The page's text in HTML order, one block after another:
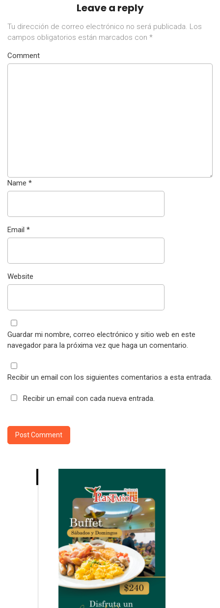
Leave a reply
Tu dirección de correo electrónico no será publicada. Los
campos obligatorios están marcados con *
Comment
Name *
Email *
Website
Guardar mi nombre, correo electrónico y sitio web en este
navegador para la próxima vez que haga un comentario.
Recibir un email con los siguientes comentarios a esta entrada.
Recibir un email con cada nueva entrada.